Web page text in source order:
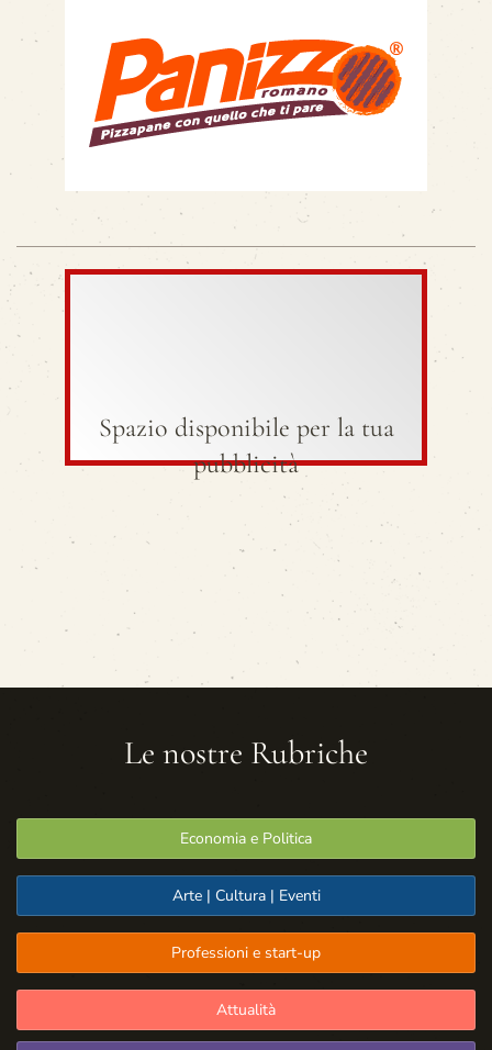
Spazio disponibile per la tua
pubblicità
Le nostre Rubriche
Economia e Politica
Arte | Cultura | Eventi
Professioni e start-up
Attualità